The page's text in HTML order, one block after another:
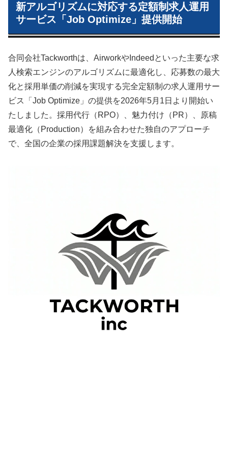
新アルゴリズムに対応する定額制求人運用
サービス「Job Optimize」提供開始
合同会社Tackworthは、AirworkやIndeedといった主要な求
人検索エンジンのアルゴリズムに最適化し、応募数の最大
化と採用単価の削減を実現する完全定額制の求人運用サー
ビス「Job Optimize」の提供を2026年5月1日より開始い
たしました。採用代行（RPO）、魅力付け（PR）、原稿
最適化（Production）を組み合わせた独自のアプローチ
で、全国の企業の採用課題解決を支援します。